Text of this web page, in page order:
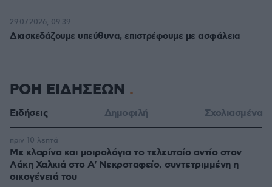
Διασκεδάζουμε υπεύθυνα, επιστρέφουμε με ασφάλεια
29.07.2026, 09:39
ΡΟΗ ΕΙΔΗΣΕΩΝ
Ειδήσεις Δημοφιλή Σχολιασμένα
Με κλαρίνα και μοιρολόγια το τελευταίο αντίο στον
Λάκη Χαλκιά στο A' Νεκροταφείο, συντετριμμένη η
οικογένειά του
πριν 10 λεπτά